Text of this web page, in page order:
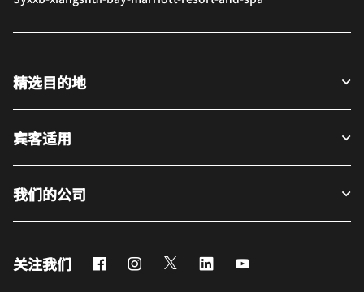
精选目的地
宾客适用
我们的公司
关注我们 FacebookInstagram
Twitter LinkedIn